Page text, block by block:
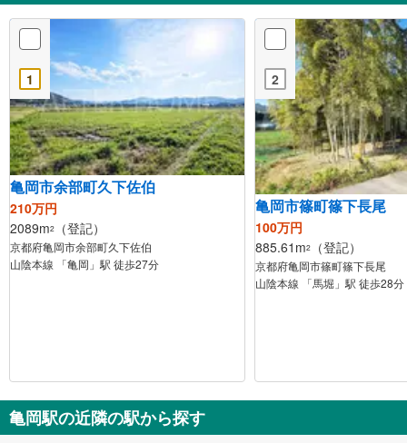
1
亀岡市余部町久下佐伯
210万円
2089m2 （登記）
京都府亀岡市余部町久下佐伯
山陰本線 「亀岡」駅 徒歩27分
2
亀岡市篠町篠下長尾
100万円
885.61m2 （登記）
京都府亀岡市篠町篠下長尾
山陰本線 「馬堀」駅 徒歩28分
亀岡駅の近隣の駅から探す